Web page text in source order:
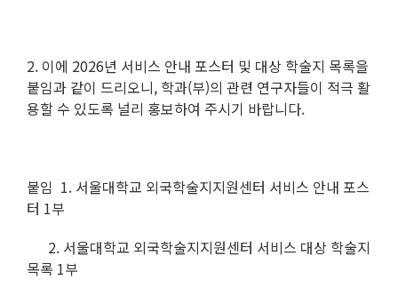
2. 이에 2026년 서비스 안내 포스터 및 대상 학술지 목록을
붙임과 같이 드리오니, 학과(부)의 관련 연구자들이 적극 활
용할 수 있도록 널리 홍보하여 주시기 바랍니다.
붙임 1. 서울대학교 외국학술지지원센터 서비스 안내 포스
터 1부
2. 서울대학교 외국학술지지원센터 서비스 대상 학술지
목록 1부